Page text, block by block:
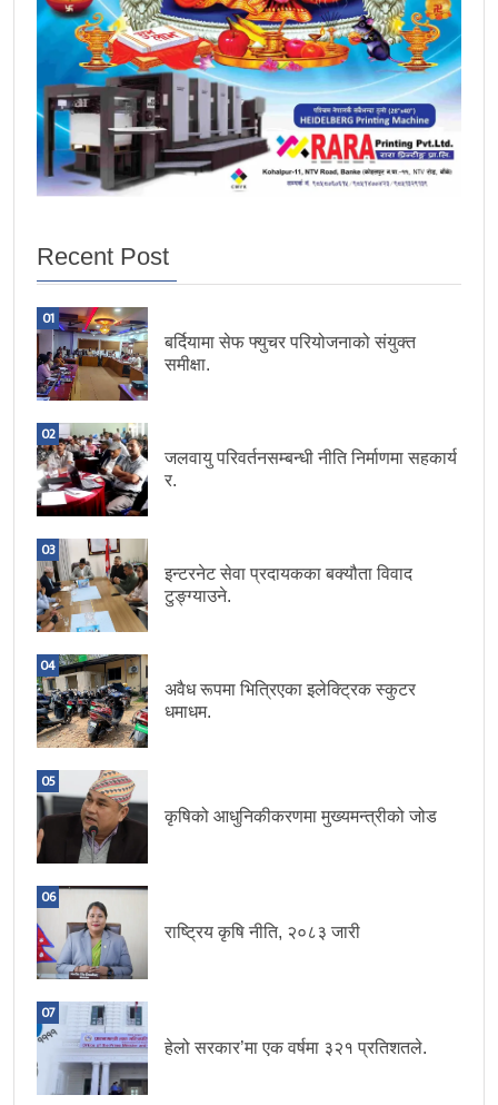
Recent Post
01
बर्दियामा सेफ फ्युचर परियोजनाको संयुक्त
समीक्षा.
02
जलवायु परिवर्तनसम्बन्धी नीति निर्माणमा सहकार्य
र.
03
इन्टरनेट सेवा प्रदायकका बक्यौता विवाद
टुङ्ग्याउने.
04
अवैध रूपमा भित्रिएका इलेक्ट्रिक स्कुटर
धमाधम.
05
कृषिको आधुनिकीकरणमा मुख्यमन्त्रीको जोड
06
राष्ट्रिय कृषि नीति, २०८३ जारी
07
हेलो सरकार’मा एक वर्षमा ३२१ प्रतिशतले.